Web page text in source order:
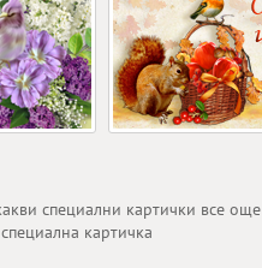
специални картички все още
картичка